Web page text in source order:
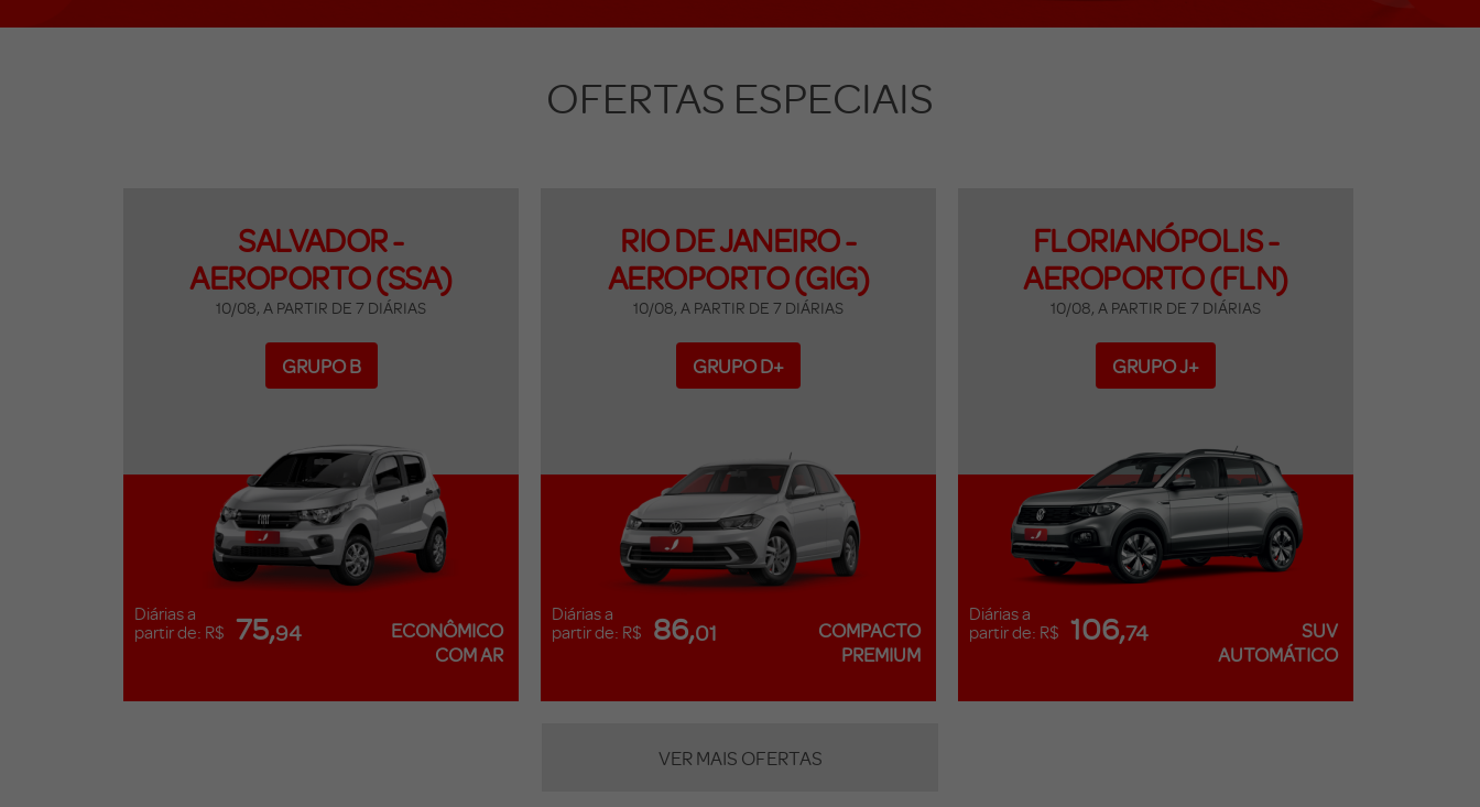
OFERTAS ESPECIAIS
SALVADOR -
AEROPORTO (SSA)
10/08, A PARTIR DE 7 DIÁRIAS
GRUPO B
Diárias a
partir de: R$ 75,94
ECONÔMICO
COM AR
RIO DE JANEIRO -
AEROPORTO (GIG)
10/08, A PARTIR DE 7 DIÁRIAS
GRUPO D+
Diárias a
partir de: R$ 86,01
COMPACTO
PREMIUM
FLORIANÓPOLIS -
AEROPORTO (FLN)
10/08, A PARTIR DE 7 DIÁRIAS
GRUPO J+
Diárias a
partir de: R$ 106,74
SUV
AUTOMÁTICO
VER MAIS OFERTAS